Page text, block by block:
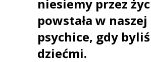
niesiemy przez
powstała w naszej
psychice, gdy
dziećmi.